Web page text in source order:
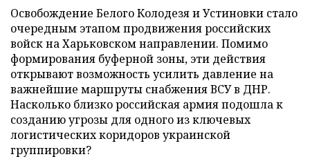
Освобождение Белого Колодезя и Устиновки стало
очередным этапом продвижения российских
войск на Харьковском направлении. Помимо
формирования буферной зоны, эти действия
открывают возможность усилить давление на
важнейшие маршруты снабжения ВСУ в ДНР.
Насколько близко российская армия подошла к
созданию угрозы для одного из ключевых
логистических коридоров украинской
группировки?